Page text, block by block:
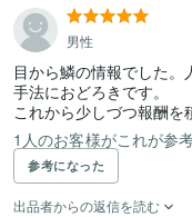
男性
目から鱗の情報でした
手法におどろきです。
これから少しづつ報酬を
1人のお客様がこれが参
参考になった
出品者からの返信を読む